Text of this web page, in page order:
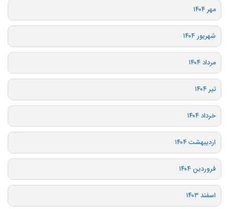
مهر ۱۴۰۴
شهریور ۱۴۰۴
مرداد ۱۴۰۴
تیر ۱۴۰۴
خرداد ۱۴۰۴
اردیبهشت ۱۴۰۴
فروردین ۱۴۰۴
اسفند ۱۴۰۳